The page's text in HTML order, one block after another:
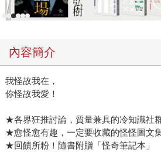
內容簡介
我怪故我在，
你怪故我愛！
★各界狂推討論，質量兼具的冷知識社
★愈怪愈有趣，一定要收藏的怪怪圖文
★回饋所粉！隨書附贈「怪奇筆記本」